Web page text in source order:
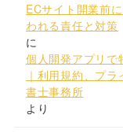
ECサイト開業前
われる責任と対策
に
個人開発アプリで
｜利用規約、プ
書士事務所
より